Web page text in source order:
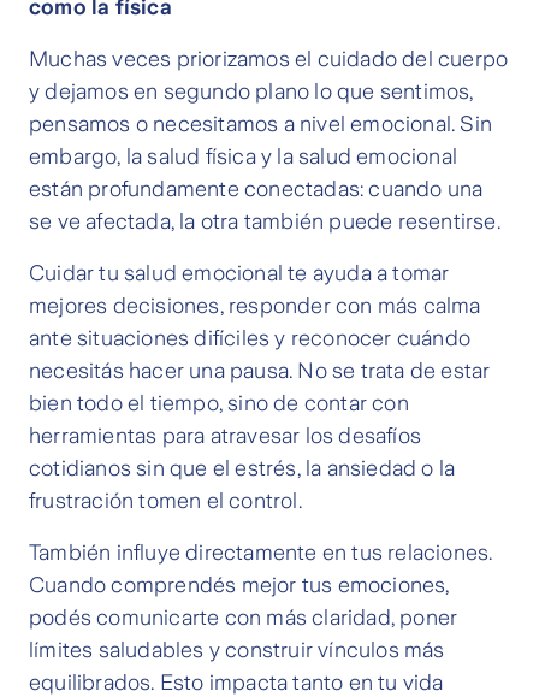
como la física
Muchas veces priorizamos el cuidado del cuerpo
y dejamos en segundo plano lo que sentimos,
pensamos o necesitamos a nivel emocional. Sin
embargo, la salud física y la salud emocional
están profundamente conectadas: cuando una
se ve afectada, la otra también puede resentirse.
Cuidar tu salud emocional te ayuda a tomar
mejores decisiones, responder con más calma
ante situaciones difíciles y reconocer cuándo
necesitás hacer una pausa. No se trata de estar
bien todo el tiempo, sino de contar con
herramientas para atravesar los desafíos
cotidianos sin que el estrés, la ansiedad o la
frustración tomen el control.
También influye directamente en tus relaciones.
Cuando comprendés mejor tus emociones,
podés comunicarte con más claridad, poner
límites saludables y construir vínculos más
equilibrados. Esto impacta tanto en tu vida